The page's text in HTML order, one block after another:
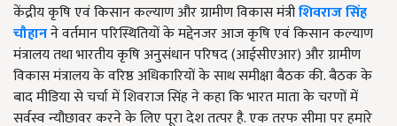
केंद्रीय कृषि एवं किसान कल्याण और ग्रामीण विकास मंत्रीशिवराज सिंह
चौहानने वर्तमान परिस्थितियों के मद्देनजर आज कृषि एवं किसान कल्याण
मंत्रालय तथा भारतीय कृषि अनुसंधान परिषद (आईसीएआर) और ग्रामीण
विकास मंत्रालय के वरिष्ठ अधिकारियों के साथ समीक्षा बैठक की. बैठक के
बाद मीडिया से चर्चा में शिवराज सिंह ने कहा कि भारत माता के चरणों में
सर्वस्व न्यौछावर करने के लिए पूरा देश तत्पर है. एक तरफ सीमा पर हमारे